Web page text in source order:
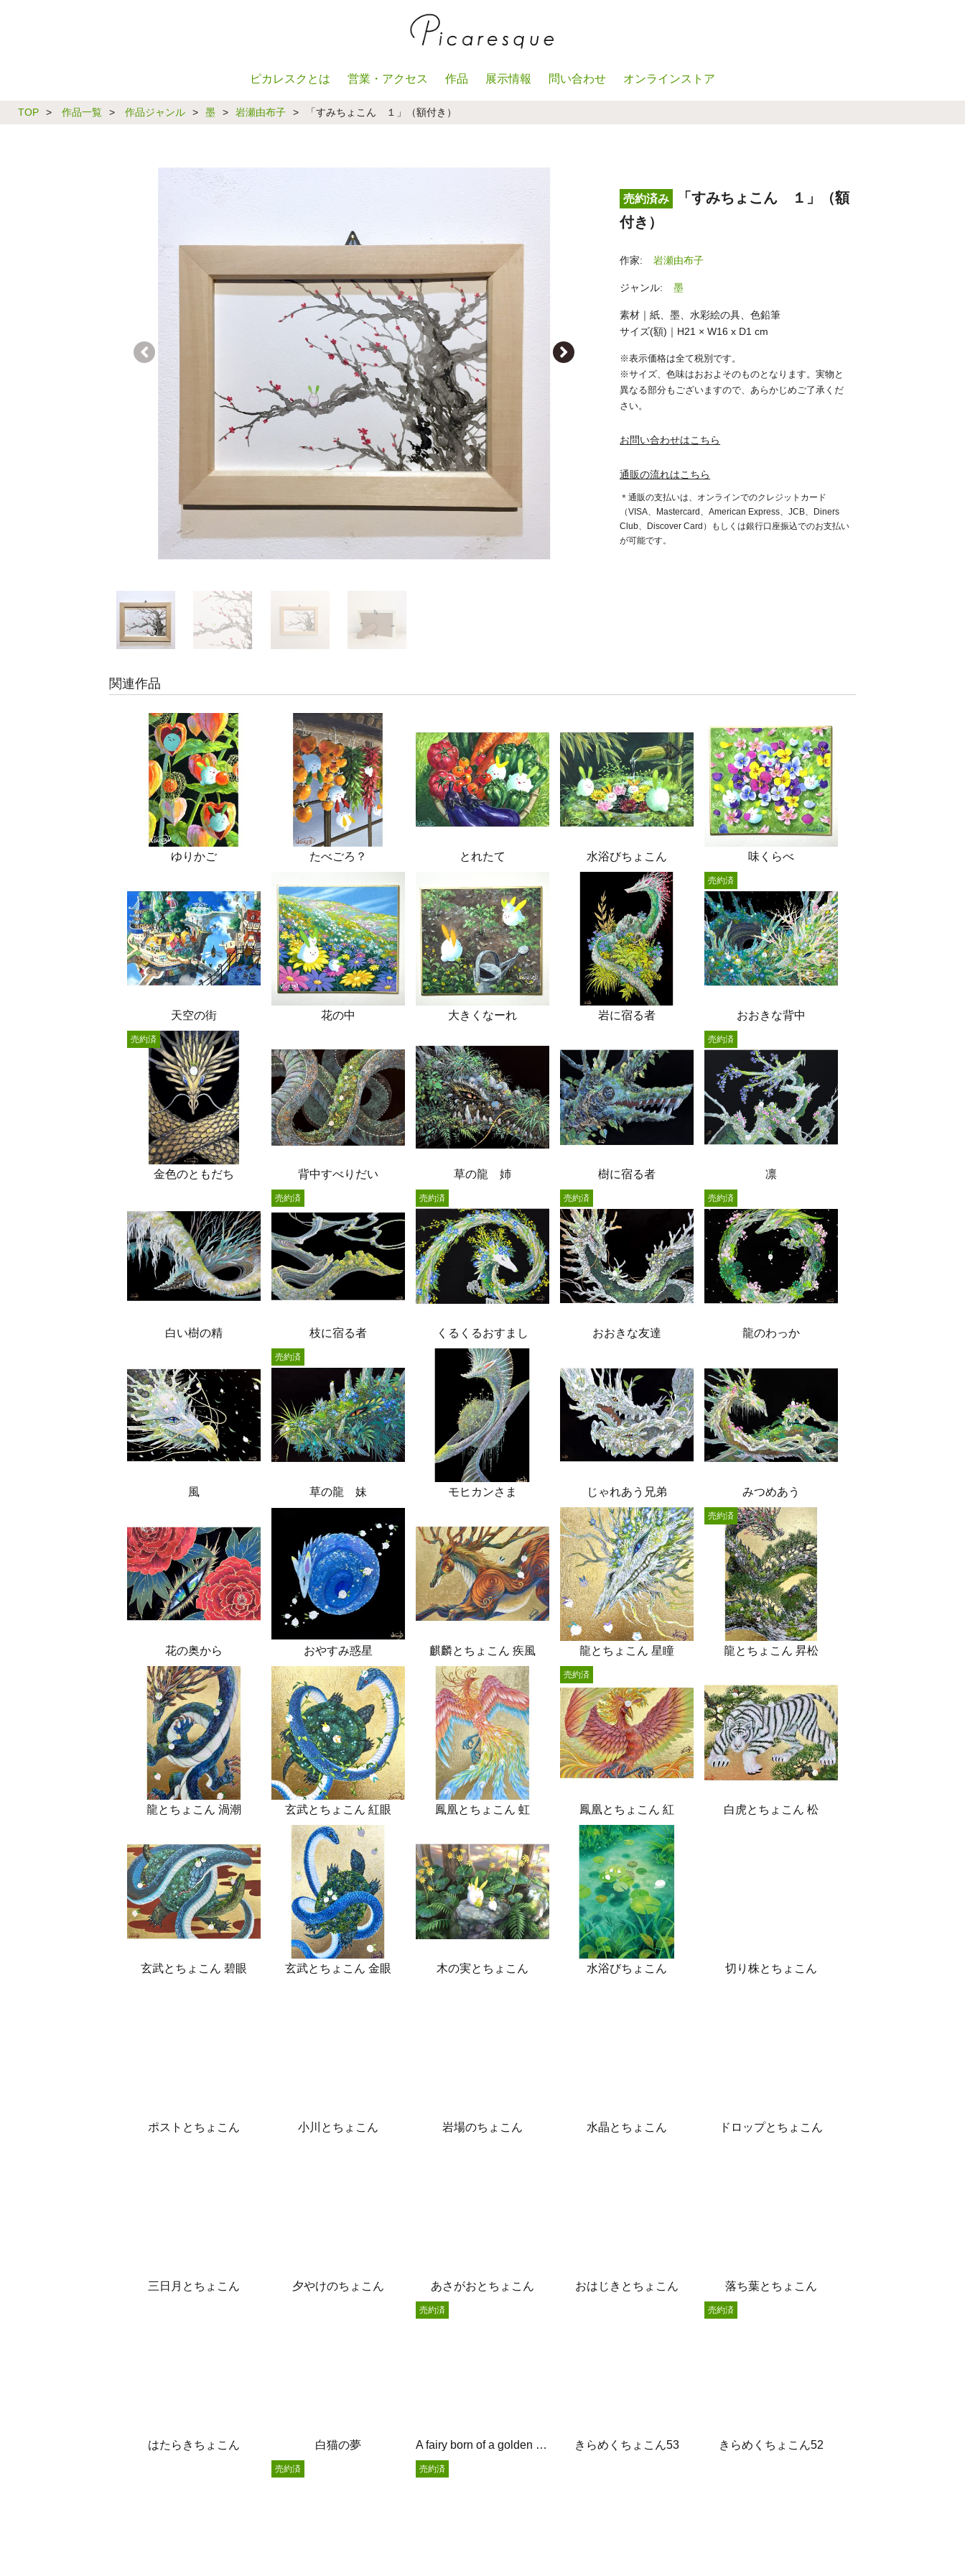
ピカレスクとは 営業・アクセス 作品 展示情報 問い合わせ オンラインストア
TOP > 作品一覧 > 作品ジャンル > 墨 > 岩瀬由布子 > 「すみちょこん １」（額付き）
売約済み
「すみちょこん １」（額
付き）
作家: 岩瀬由布子
ジャンル: 墨
素材｜紙、墨、水彩絵の具、色鉛筆
サイズ(額)｜H21 × W16 x D1 cm
※表示価格は全て税別です。
※サイズ、色味はおおよそのものとなります。実物と
異なる部分もございますので、あらかじめご了承くだ
さい。
お問い合わせはこちら
通販の流れはこちら
＊通販の支払いは、オンラインでのクレジットカード
（VISA、Mastercard、American Express、JCB、Diners
Club、Discover Card）もしくは銀行口座振込でのお支払い
が可能です。
関連作品
ゆりかご たべごろ？ とれたて 水浴びちょこん 味くらべ
天空の街 花の中 大きくなーれ 岩に宿る者 おおきな背中
売約済
金色のともだち
売約済
背中すべりだい 草の龍 姉 樹に宿る者 凛
売約済
白い樹の精 枝に宿る者
売約済
くるくるおすまし
売約済
おおきな友達
売約済
龍のわっか
売約済
風 草の龍 妹
売約済
モヒカンさま じゃれあう兄弟 みつめあう
花の奥から おやすみ惑星 麒麟とちょこん 疾風 龍とちょこん 星瞳 龍とちょこん 昇松
売約済
龍とちょこん 渦潮 玄武とちょこん 紅眼 鳳凰とちょこん 虹 鳳凰とちょこん 紅
売約済
白虎とちょこん 松
玄武とちょこん 碧眼 玄武とちょこん 金眼 木の実とちょこん 水浴びちょこん 切り株とちょこん
ポストとちょこん 小川とちょこん 岩場のちょこん 水晶とちょこん ドロップとちょこん
三日月とちょこん 夕やけのちょこん あさがおとちょこん おはじきとちょこん 落ち葉とちょこん
はたらきちょこん 白猫の夢 A fairy born of a golden pine
売約済
きらめくちょこん53 きらめくちょこん52
売約済
売約済 売約済